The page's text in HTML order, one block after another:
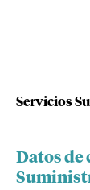
Servicios
Datos de